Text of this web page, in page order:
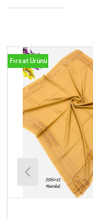
Ürünü